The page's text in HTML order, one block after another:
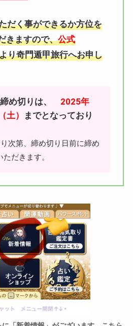
だく事ができるか方位を
きますので、公式
り奇門遁甲旅行へお申し
め切りは、
2025年
土）
までとなっており
次第、締め切り日前に締め
だきます。